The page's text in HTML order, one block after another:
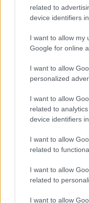
related to
device identifiers
I want to allow my
Google for online
I want to allow
personalized
I want to allow
related to
device identifiers
I want to allow
related to
I want to allow
related to
I want to allow